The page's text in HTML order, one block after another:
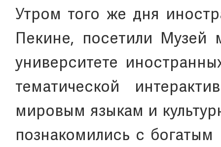
Утром того же дня
Пекине, посетили Музей
университете
тематической
мировым языкам и
познакомились с